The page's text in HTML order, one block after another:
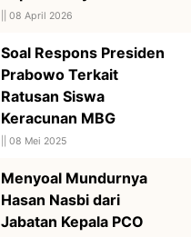
08 April 2026
Soal Respons Presiden
Prabowo Terkait
Ratusan Siswa
Keracunan MBG
08 Mei 2025
Menyoal Mundurnya
Hasan Nasbi dari
Jabatan Kepala PCO